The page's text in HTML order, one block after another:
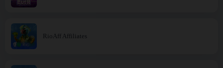
RioAff Affiliates